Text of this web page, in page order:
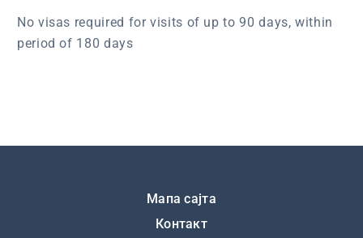
No visas required for visits of up to 90 days, within
period of 180 days
Мапа сајта
Контакт